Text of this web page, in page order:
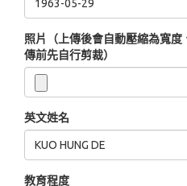
照片（上傳後會自動壓縮為寬
傳前先自行剪裁）
英文姓名
教育程度